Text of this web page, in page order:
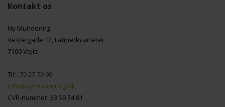
Kontakt os
Ny Mundering
Vestergade 12, Latinerkvarteret
7100 Vejle
Tlf.: 70 27 79 99
info@nymundering.dk
CVR-nummer: 33 59 34 81